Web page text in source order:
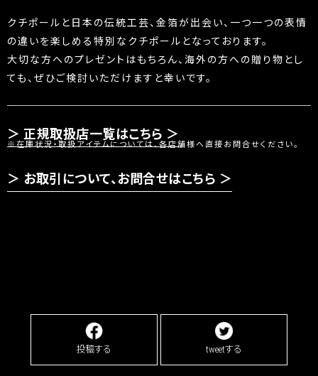
クチポールと日本の伝統工芸、金箔が出会い、一つ一つの表情
の違いを楽しめる特別なクチポールとなっております。
大切な方へのプレゼントはもちろん、海外の方への贈り物とし
ても、ぜひご検討いただけますと幸いです。
正規取扱店一覧はこちら ＞
※在庫状況・取扱アイテムについては、各店舗様へ直接お問合せください。
お取引について、お問合せはこちら ＞
投稿する tweetする